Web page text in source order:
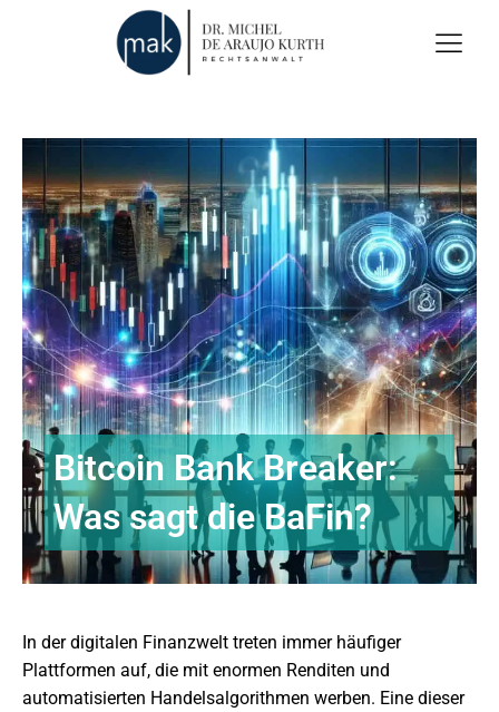
Bitcoin Bank Breaker:
Was sagt die BaFin?
In der digitalen Finanzwelt treten immer häufiger
Plattformen auf, die mit enormen Renditen und
automatisierten Handelsalgorithmen werben. Eine dieser